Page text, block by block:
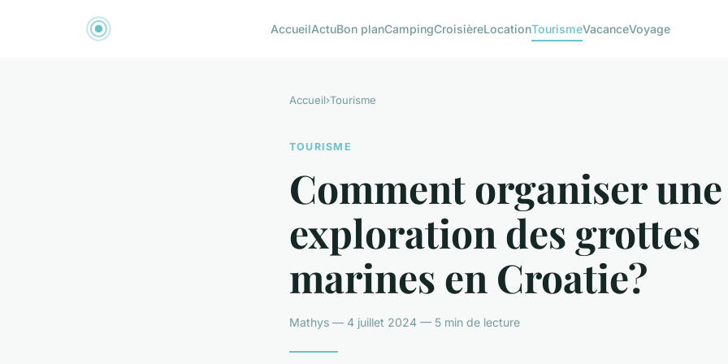
AccueilActuBon planCampingCroisièreLocationTourismeVacanceVoyage
Accueil›Tourisme
TOURISME
Comment organiser une
exploration des grottes
marines en Croatie?
Mathys — 4 juillet 2024 — 5 min de lecture